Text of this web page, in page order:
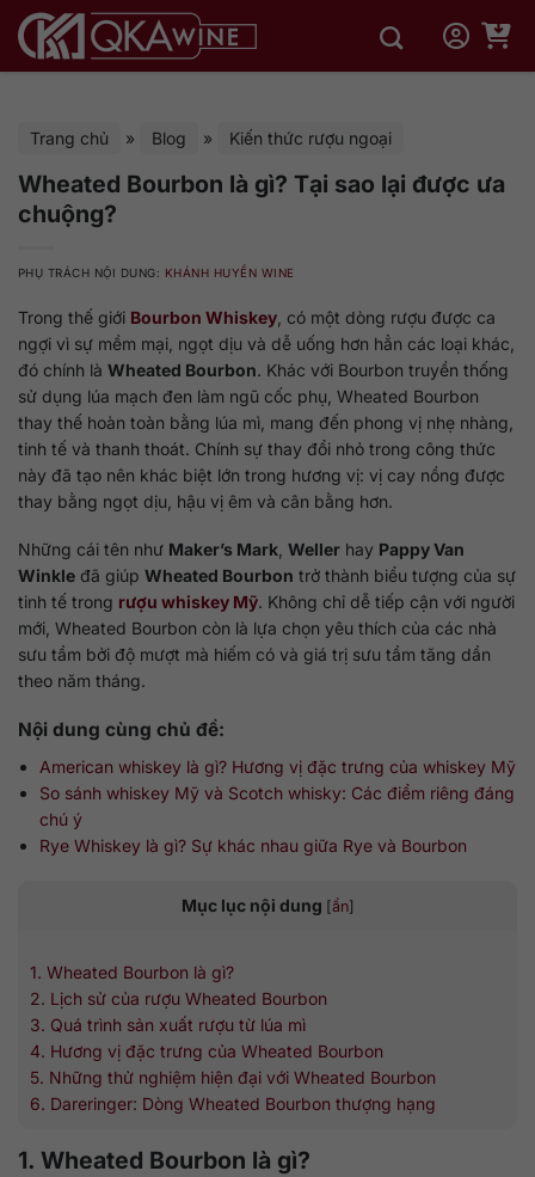
qua
Trang chủ » Blog » Kiến thức rượu ngoại
Wheated Bourbon là gì? Tại sao lại được ưa
chuộng?
PHỤ TRÁCH NỘI DUNG: KHÁNH HUYỀN WINE
Trong thế giới Bourbon Whiskey , có một dòng rượu được ca
ngợi vì sự mềm mại, ngọt dịu và dễ uống hơn hẳn các loại khác,
đó chính là Wheated Bourbon. Khác với Bourbon truyền thống
sử dụng lúa mạch đen làm ngũ cốc phụ, Wheated Bourbon
thay thế hoàn toàn bằng lúa mì, mang đến phong vị nhẹ nhàng,
tinh tế và thanh thoát. Chính sự thay đổi nhỏ trong công thức
này đã tạo nên khác biệt lớn trong hương vị: vị cay nồng được
thay bằng ngọt dịu, hậu vị êm và cân bằng hơn.
Những cái tên như Maker’s Mark Weller hay Pappy Van
Winkle đã giúp Wheated Bourbon trở thành biểu tượng của sự
tinh tế trong rượu whiskey Mỹ. Không chỉ dễ tiếp cận với người
mới, Wheated Bourbon còn là lựa chọn yêu thích của các nhà
sưu tầm bởi độ mượt mà hiếm có và giá trị sưu tầm tăng dần
theo năm tháng.
Nội dung cùng chủ đề:
American whiskey là gì? Hương vị đặc trưng của whiskey Mỹ
So sánh whiskey Mỹ và Scotch whisky: Các điểm riêng đáng
chú ý
Rye Whiskey là gì? Sự khác nhau giữa Rye và Bourbon
Mục lục nội dung [ẩn]
1. Wheated Bourbon là gì?
2. Lịch sử của rượu Wheated Bourbon
3. Quá trình sản xuất rượu từ lúa mì
4. Hương vị đặc trưng của Wheated Bourbon
5. Những thử nghiệm hiện đại với Wheated Bourbon
6. Dareringer: Dòng Wheated Bourbon thượng hạng
1. Wheated Bourbon là gì?